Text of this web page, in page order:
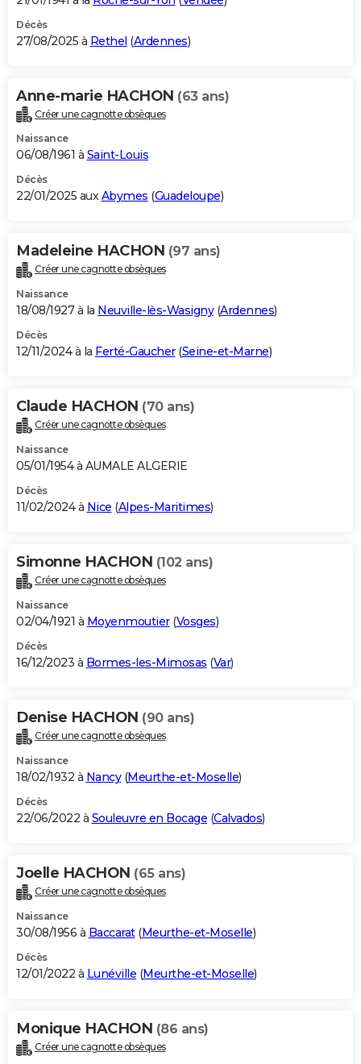
Décès
27/08/2025 à Rethel (Ardennes)
Anne-marie HACHON (63 ans)
Créer une cagnotte obsèques
Naissance
06/08/1961 à Saint-Louis
Décès
22/01/2025 auxAbymes (Guadeloupe)
Madeleine HACHON (97 ans)
Créer une cagnotte obsèques
Naissance
18/08/1927 à la Neuville-lès-Wasigny(Ardennes)
Décès
12/11/2024 à la Ferté-Gaucher(Seine-et-Marne)
Claude HACHON (70 ans)
Créer une cagnotte obsèques
Naissance
05/01/1954 à AUMALE ALGERIE
Décès
11/02/2024 à Nice (Alpes-Maritimes)
Simonne HACHON (102 ans)
Créer une cagnotte obsèques
Naissance
02/04/1921 à Moyenmoutier(Vosges)
Décès
16/12/2023 à Bormes-les-Mimosas (Var)
Denise HACHON (90 ans)
Créer une cagnotte obsèques
Naissance
18/02/1932 à Nancy(Meurthe-et-Moselle)
Décès
22/06/2022 à Souleuvre en Bocage (Calvados)
Joelle HACHON (65 ans)
Créer une cagnotte obsèques
Naissance
30/08/1956 à Baccarat(Meurthe-et-Moselle)
Décès
12/01/2022 à Lunéville (Meurthe-et-Moselle)
Monique HACHON (86 ans)
Créer une cagnotte obsèques